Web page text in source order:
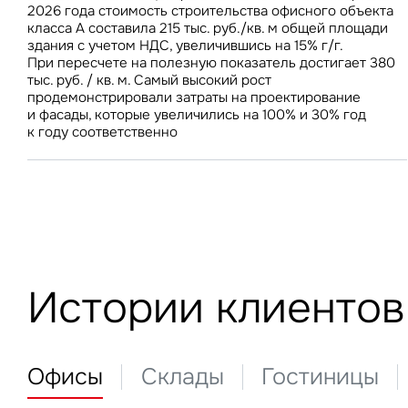
2026 года стоимость строительства офисного объекта
класса А составила 215 тыс. руб./кв. м общей площади
здания с учетом НДС, увеличившись на 15% г/г.
При пересчете на полезную показатель достигает 380
тыс. руб. / кв. м. Самый высокий рост
продемонстрировали затраты на проектирование
и фасады, которые увеличились на 100% и 30% год
к году соответственно
до 69 100 руб./кв. м. В условиях роста вакантного
предложения на складском рынке стабилизация затрат
на строительство будет способствовать дальнейшему
снижению ставок аренды
Истории клиентов
Офисы Склады Гостиницы
Торговые центры
Офисы
Инвестиции
Санкт-Петербург
Мероприятия
Подписаться
Заполните
Алматы